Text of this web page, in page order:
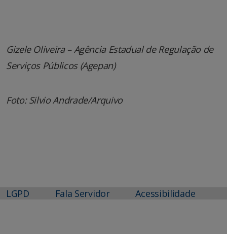
Gizele Oliveira – Agência Estadual de Regulação de
Serviços Públicos (Agepan)
Foto: Silvio Andrade/Arquivo
LGPD Fala Servidor Acessibilidade